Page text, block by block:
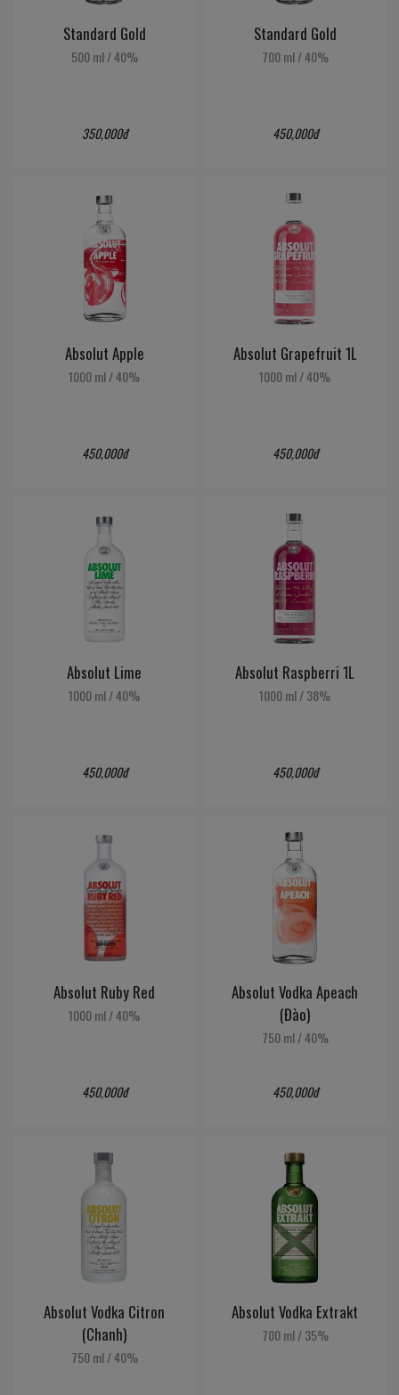
Standard Gold
500 ml/40%
350,000đ
Standard Gold
700 ml/40%
450,000đ
Absolut Apple
1000 ml/40%
450,000đ
Absolut Grapefruit 1L
1000 ml/40%
450,000đ
Absolut Lime
1000 ml/40%
450,000đ
Absolut Raspberri 1L
1000 ml/38%
450,000đ
Absolut Ruby Red
1000 ml/40%
450,000đ
Absolut Vodka Apeach
(Đào)
750 ml /40%
450,000đ
Absolut Vodka Citron
(Chanh)
750 ml /40%
Absolut Vodka Extrakt
700 ml / 35%